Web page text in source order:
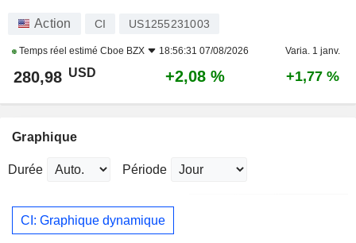
Action CI US1255231003
Temps réel estimé Cboe BZX 18:56:31 07/08/2026 Varia. 1 janv.
280,98 USD +2,08 % +1,77 %
Graphique
Durée Période
CI: Graphique dynamique